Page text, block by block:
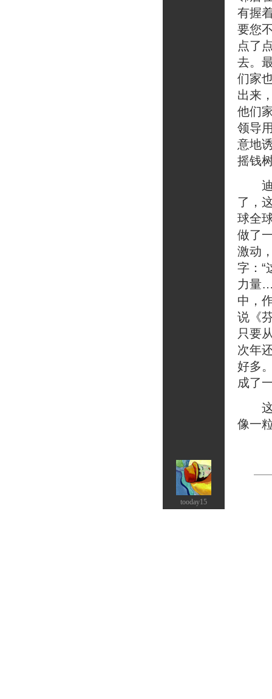
tooday15
有握
要您
点了
去。
们家
出来
他们
领导
意地
摇钱
迪
了，
球全
做了
激动
字：
力量
中，
说《
只要
次年
好多
成了
这
像一